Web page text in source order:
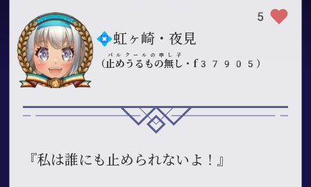
5
💠虹ヶ崎・夜見
（止めうるもの無し
パルクールの申し子
・f37905）
『私は誰にも止められないよ！』